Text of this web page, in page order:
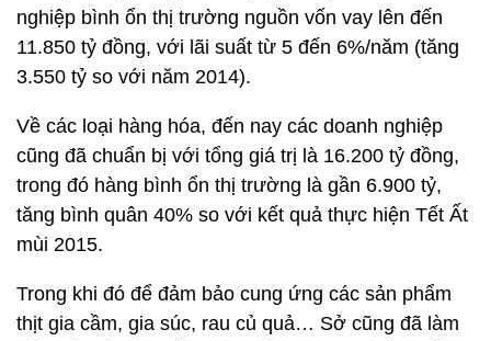
nghiệp bình ổn thị trường nguồn vốn vay lên đến
11.850 tỷ đồng, với lãi suất từ 5 đến 6%/năm (tăng
3.550 tỷ so với năm 2014).
Về các loại hàng hóa, đến nay các doanh nghiệp
cũng đã chuẩn bị với tổng giá trị là 16.200 tỷ đồng,
trong đó hàng bình ổn thị trường là gần 6.900 tỷ,
tăng bình quân 40% so với kết quả thực hiện Tết Ất
mùi 2015.
Trong khi đó để đảm bảo cung ứng các sản phẩm
thịt gia cầm, gia súc, rau củ quả… Sở cũng đã làm